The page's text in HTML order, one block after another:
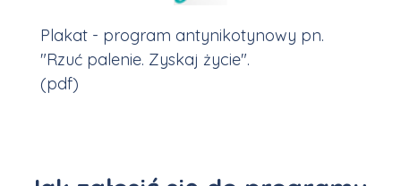
Plakat - program antynikotynowy pn.
"Rzuć palenie. Zyskaj życie".
(pdf)